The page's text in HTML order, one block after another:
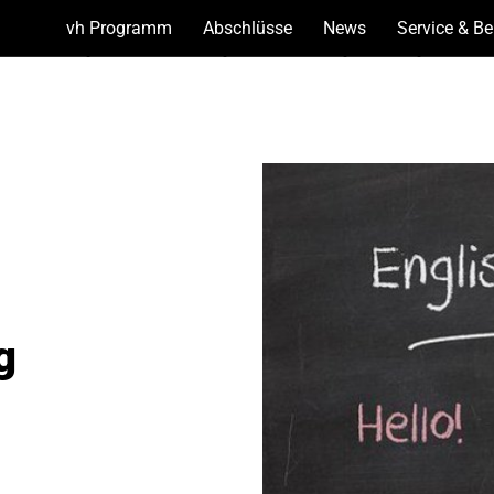
vh Programm (ShowAbschlüsse(ShowNews(ShowService &